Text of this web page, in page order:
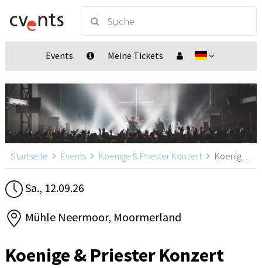
Events Meine Tickets
Startseite Events Koenige & Priester Konzert Koenige & Priester Konzert, Moormerland
Sa., 12.09.26
Mühle Neermoor, Moormerland
Koenige & Priester Konzert